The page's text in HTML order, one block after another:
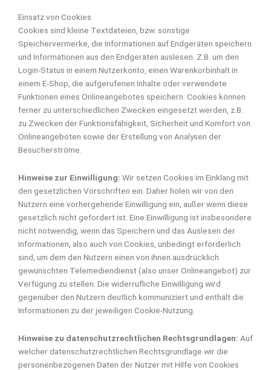
Einsatz von Cookies
Cookies sind kleine Textdateien, bzw. sonstige
Speichervermerke, die Informationen auf Endgeräten speichern
und Informationen aus den Endgeräten auslesen. Z.B. um den
Login-Status in einem Nutzerkonto, einen Warenkorbinhalt in
einem E-Shop, die aufgerufenen Inhalte oder verwendete
Funktionen eines Onlineangebotes speichern. Cookies können
ferner zu unterschiedlichen Zwecken eingesetzt werden, z.B.
zu Zwecken der Funktionsfähigkeit, Sicherheit und Komfort von
Onlineangeboten sowie der Erstellung von Analysen der
Besucherströme.
Hinweise zur Einwilligung: Wir setzen Cookies im Einklang mit
den gesetzlichen Vorschriften ein. Daher holen wir von den
Nutzern eine vorhergehende Einwilligung ein, außer wenn diese
gesetzlich nicht gefordert ist. Eine Einwilligung ist insbesondere
nicht notwendig, wenn das Speichern und das Auslesen der
Informationen, also auch von Cookies, unbedingt erforderlich
sind, um dem den Nutzern einen von ihnen ausdrücklich
gewünschten Telemediendienst (also unser Onlineangebot) zur
Verfügung zu stellen. Die widerrufliche Einwilligung wird
gegenüber den Nutzern deutlich kommuniziert und enthält die
Informationen zu der jeweiligen Cookie-Nutzung.
Hinweise zu datenschutzrechtlichen Rechtsgrundlagen: Auf
welcher datenschutzrechtlichen Rechtsgrundlage wir die
personenbezogenen Daten der Nutzer mit Hilfe von Cookies